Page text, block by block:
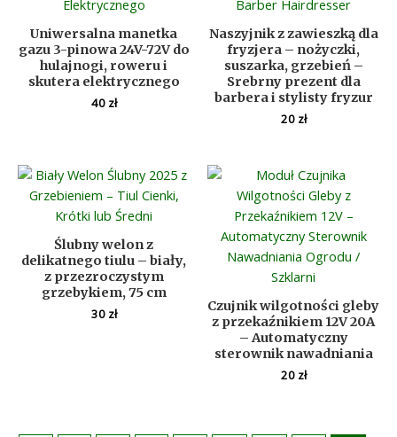
Uniwersalna manetka
gazu 3-pinowa 24V-72V do
hulajnogi, roweru i
skutera elektrycznego
40 zł
Naszyjnik z zawieszką dla
fryzjera – nożyczki,
suszarka, grzebień –
Srebrny prezent dla
barbera i stylisty fryzur
20 zł
Ślubny welon z
delikatnego tiulu – biały,
z przezroczystym
grzebykiem, 75 cm
30 zł
Czujnik wilgotności gleby
z przekaźnikiem 12V 20A
– Automatyczny
sterownik nawadniania
20 zł